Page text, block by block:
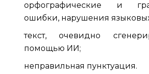
орфографические и
ошибки, нарушения
текст, очевидно
помощью ИИ;
неправильная пунктуация.